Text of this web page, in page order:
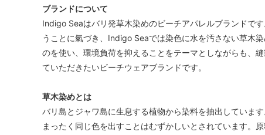
ブランドについて
Indigo Seaはバリ発草木染めのビーチアパレルブランドで
うことに氣づき、Indigo Seaでは染色に水を汚さない草木
のを使い、環境負荷を抑えることをテーマとしながらも、
ていただきたいビーチウェアブランドです。
草木染めとは
バリ島とジャワ島に生息する植物から染料を抽出していま
まったく同じ色を出すことはむずかしいとされています。